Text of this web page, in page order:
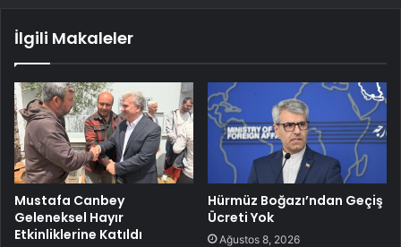
İlgili Makaleler
Mustafa Canbey
Geleneksel Hayır
Etkinliklerine Katıldı
Hürmüz Boğazı’ndan Geçiş
Ücreti Yok
Ağustos 8, 2026